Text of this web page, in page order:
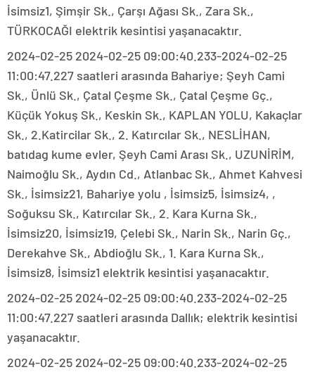
İsimsiz1, Şimşir Sk., Çarşı Ağası Sk., Zara Sk.,
TÜRKOCAĞI elektrik kesintisi yaşanacaktır.
2024-02-25 2024-02-25 09:00:40.233-2024-02-25
11:00:47.227 saatleri arasında Bahariye; Şeyh Cami
Sk., Ünlü Sk., Çatal Çeşme Sk., Çatal Çeşme Gç.,
Küçük Yokuş Sk., Keskin Sk., KAPLAN YOLU, Kakaçlar
Sk., 2.Katircilar Sk., 2. Katırcılar Sk., NESLİHAN,
batıdag kume evler, Şeyh Cami Arası Sk., UZUNİRİM,
Naimoğlu Sk., Aydın Cd., Atlanbac Sk., Ahmet Kahvesi
Sk., İsimsiz21, Bahariye yolu , İsimsiz5, İsimsiz4, ,
Soğuksu Sk., Katırcılar Sk., 2. Kara Kurna Sk.,
İsimsiz20, İsimsiz19, Çelebi Sk., Narin Sk., Narin Gç.,
Derekahve Sk., Abdioğlu Sk., 1. Kara Kurna Sk.,
İsimsiz8, İsimsiz1 elektrik kesintisi yaşanacaktır.
2024-02-25 2024-02-25 09:00:40.233-2024-02-25
11:00:47.227 saatleri arasında Dallık; elektrik kesintisi
yaşanacaktır.
2024-02-25 2024-02-25 09:00:40.233-2024-02-25